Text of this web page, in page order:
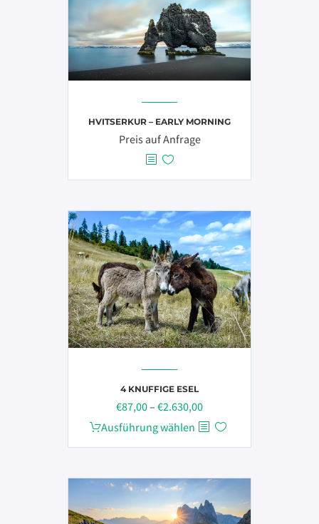
auf.
Die
Optionen
können
auf
Produktseite
gewählt
werden
HVITSERKUR – EARLY MORNING
Preis auf Anfrage
4 KNUFFIGE ESEL
€87,00– €2.630,00Preisspanne:
€87,00
Ausführung wählen
Dieses
Produkt
mehrere
auf.